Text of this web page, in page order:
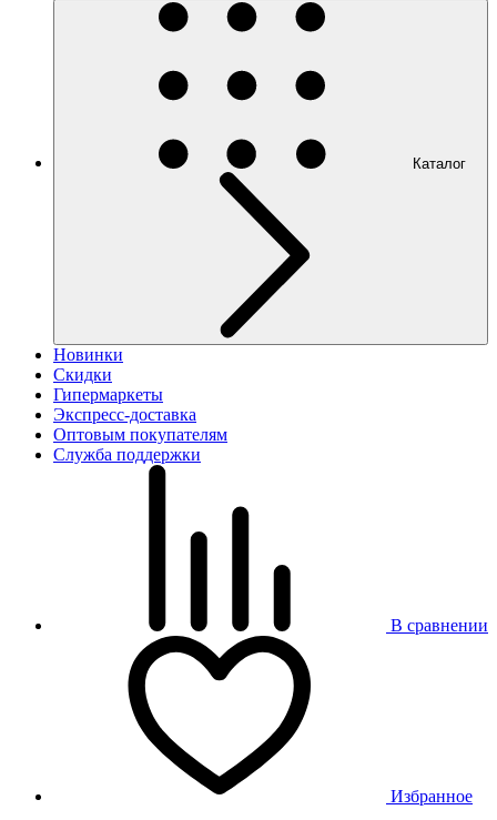
Каталог
Новинки
Скидки
Гипермаркеты
Экспресс-доставка
Оптовым покупателям
Служба поддержки
В сравнении
Избранное